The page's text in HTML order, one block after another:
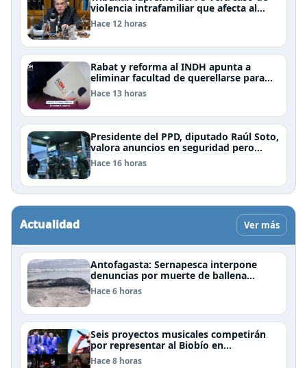
violencia intrafamiliar que afecta al
senador Fidel Espinoza
Hace 12 horas
Rabat y reforma al INDH apunta a
eliminar facultad de querellarse para
hacerlo “consultivo”
Hace 13 horas
Presidente del PPD, diputado Raúl Soto,
valora anuncios en seguridad pero
advierte ausencia clave: alzamiento del
secreto bancario
Hace 16 horas
Actualidad Ver más
Antofagasta: Sernapesca interpone
denuncias por muerte de ballena
jorobada y maltrato a lobos marinos
Hace 6 horas
Seis proyectos musicales competirán
por representar al Biobío en
Rockódromo 2026
Hace 8 horas